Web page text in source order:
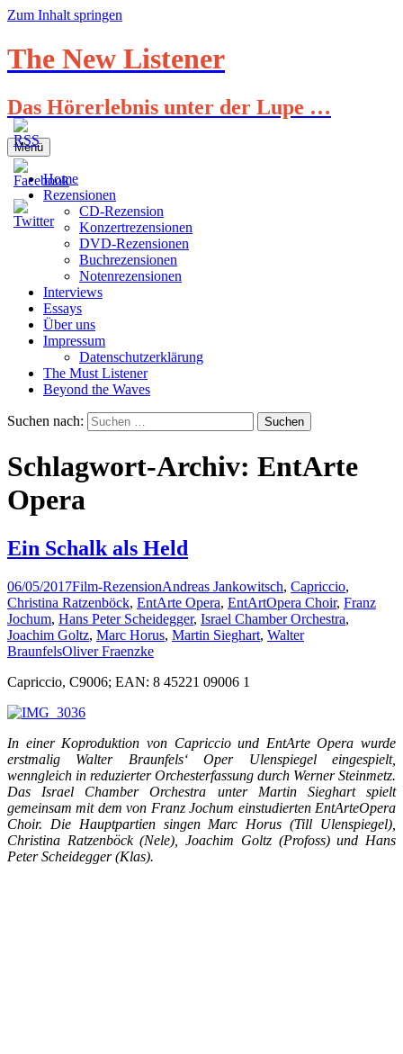
Zum Inhalt springen
The New Listener
Das Hörerlebnis unter der Lupe …
Menü
Home
Rezensionen
CD-Rezension
Konzertrezensionen
DVD-Rezensionen
Buchrezensionen
Notenrezensionen
Interviews
Essays
Über uns
Impressum
Datenschutzerklärung
The Must Listener
Beyond the Waves
Suchen nach:
Schlagwort-Archiv: EntArte
Opera
Ein Schalk als Held
06/05/2017Film-RezensionAndreas Jankowitsch, Capriccio,
Christina Ratzenböck, EntArte Opera, EntArtOpera Choir, Franz
Jochum, Hans Peter Scheidegger, Israel Chamber Orchestra,
Joachim Goltz, Marc Horus, Martin Sieghart, Walter
BraunfelsOliver Fraenzke
Capriccio, C9006; EAN: 8 45221 09006 1
In einer Koproduktion von Capriccio und EntArte Opera wurde
erstmalig Walter Braunfels‘ Oper Ulenspiegel eingespielt,
wenngleich in reduzierter Orchesterfassung durch Werner Steinmetz.
Das Israel Chamber Orchestra unter Martin Sieghart spielt
gemeinsam mit dem von Franz Jochum einstudierten EntArteOpera
Choir. Die Hauptpartien singen Marc Horus (Till Ulenspiegel),
Christina Ratzenböck (Nele), Joachim Goltz (Profoss) und Hans
Peter Scheidegger (Klas).